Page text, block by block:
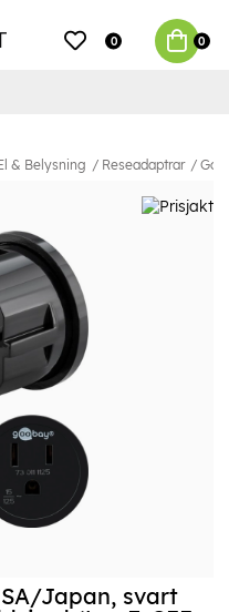
0 0
& Belysning Reseadaptrar
Japan, svart